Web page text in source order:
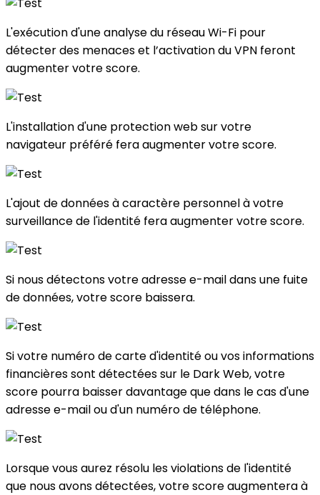
L'exécution d'une analyse du réseau Wi-Fi pour
détecter des menaces et l’activation du VPN feront
augmenter votre score.
L'installation d'une protection web sur votre
navigateur préféré fera augmenter votre score.
L'ajout de données à caractère personnel à votre
surveillance de l'identité fera augmenter votre score.
Si nous détectons votre adresse e-mail dans une fuite
de données, votre score baissera.
Si votre numéro de carte d'identité ou vos informations
financières sont détectées sur le Dark Web, votre
score pourra baisser davantage que dans le cas d'une
adresse e-mail ou d'un numéro de téléphone.
Lorsque vous aurez résolu les violations de l'identité
que nous avons détectées, votre score augmentera à